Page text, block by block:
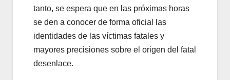
tanto, se espera que en las próximas horas
se den a conocer de forma oficial las
identidades de las víctimas fatales y
mayores precisiones sobre el origen del fatal
desenlace.